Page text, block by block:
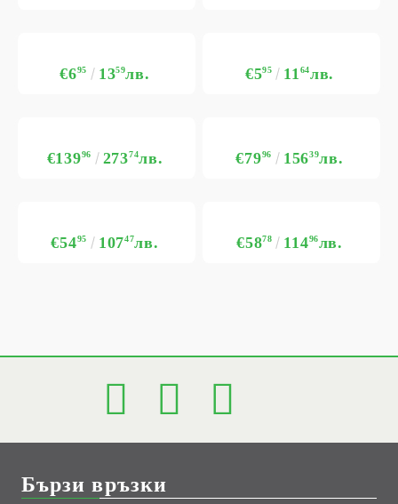
€695 1359лв. €595 1164лв.
€13996 27374лв. €7996 15639лв.
€5495 10747лв. €5878 11496лв.
Бързи връзки